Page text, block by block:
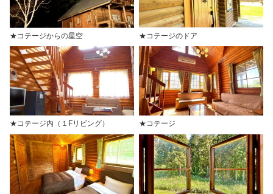
★コテージからの星空 ★コテージのドア
★コテージ内（１Fリビング） ★コテージ